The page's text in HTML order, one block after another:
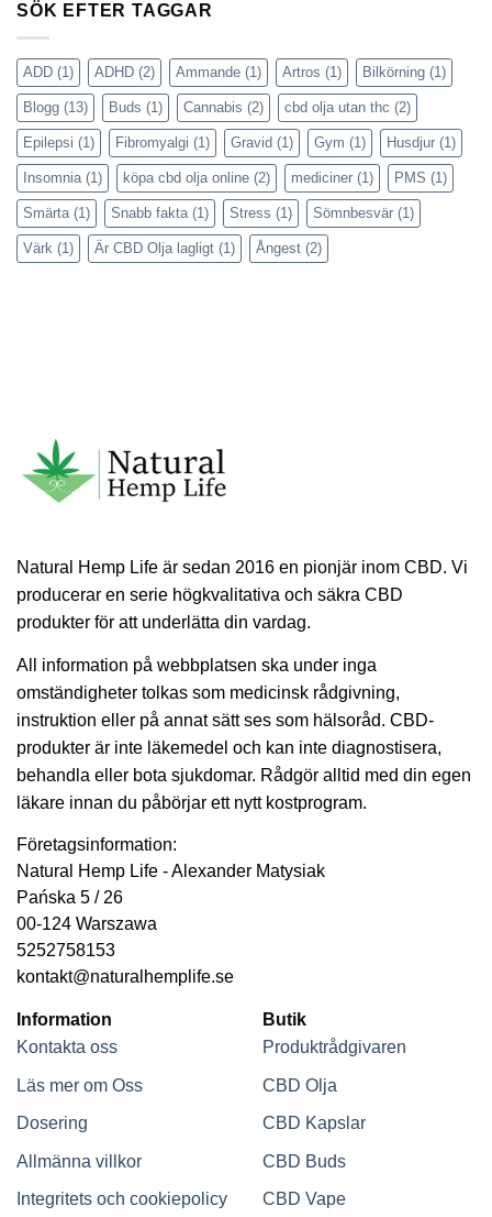
SÖK EFTER TAGGAR
ADD (1) ADHD (2) Ammande (1) Artros (1) Bilkörning (1)
Blogg (13) Buds (1) Cannabis (2) cbd olja utan thc (2)
Epilepsi (1) Fibromyalgi (1) Gravid (1) Gym (1) Husdjur (1)
Insomnia (1) köpa cbd olja online (2) mediciner (1) PMS (1)
Smärta (1) Snabb fakta (1) Stress (1) Sömnbesvär (1)
Värk (1) Är CBD Olja lagligt (1) Ångest (2)
Natural Hemp Life är sedan 2016 en pionjär inom CBD. Vi
producerar en serie högkvalitativa och säkra CBD
produkter för att underlätta din vardag.
All information på webbplatsen ska under inga
omständigheter tolkas som medicinsk rådgivning,
instruktion eller på annat sätt ses som hälsoråd. CBD-
produkter är inte läkemedel och kan inte diagnostisera,
behandla eller bota sjukdomar. Rådgör alltid med din egen
läkare innan du påbörjar ett nytt kostprogram.
Företagsinformation:
Natural Hemp Life - Alexander Matysiak
Pańska 5 / 26
00-124 Warszawa
5252758153
kontakt@naturalhemplife.se
Information
Kontakta oss
Läs mer om Oss
Dosering
Allmänna villkor
Integritets och cookiepolicy
Butik
Produktrådgivaren
CBD Olja
CBD Kapslar
CBD Buds
CBD Vape